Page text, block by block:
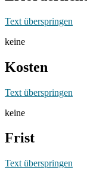
Text überspringen
keine
Kosten
Text überspringen
keine
Frist
Text überspringen